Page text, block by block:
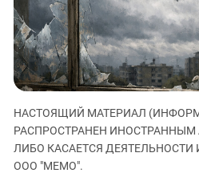
Дагестан
Ингушетия
Кабардино-Балкария
Калмыкия
Карачаево-Черкесия
Краснодарский край
Нагорный Карабах
НАСТОЯЩИЙ МАТЕРИАЛ
РАСПРОСТРАНЕН ИНОСТРАННЫМ
ЛИБО КАСАЕТСЯ ДЕЯТЕЛЬНОСТИ
ООО "МЕМО".